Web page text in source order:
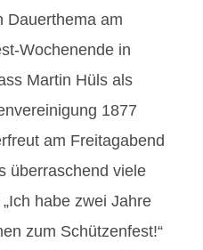
Dauerthema am
Wochenende in
Martin Hüls als
1877
am Freitagabend
überraschend viele
habe zwei Jahre
zum Schützenfest!“